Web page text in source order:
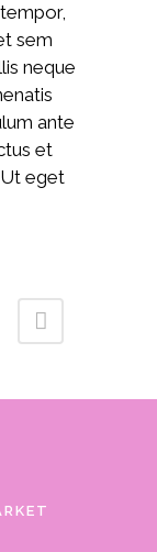
sem
neque
ante
et
eget